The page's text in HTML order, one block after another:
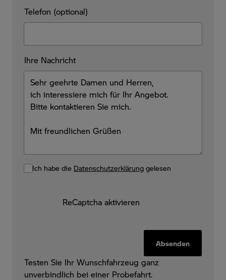
Telefon (optional)
Ihre Nachricht
Ich habe die Datenschutzerklärung gelesen
ReCaptcha aktivieren
Absenden
Testen Sie Ihr Wunschfahrzeug ganz
unverbindlich bei einer Probefahrt.